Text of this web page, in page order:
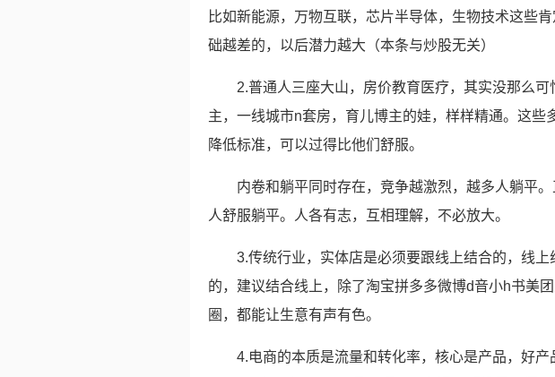
比如新能源，万物互联，芯片半导体，生物技术这些
础越差的，以后潜力越大（本条与炒股无关）
2.普通人三座大山，房价教育医疗，其实没那么
主，一线城市n套房，育儿博主的娃，样样精通。这些
降低标准，可以过得比他们舒服。
内卷和躺平同时存在，竞争越激烈，越多人躺平
人舒服躺平。人各有志，互相理解，不必放大。
3.传统行业，实体店是必须要跟线上结合的，线
的，建议结合线上，除了淘宝拼多多微博d音小h书美
圈，都能让生意有声有色。
4.电商的本质是流量和转化率，核心是产品，好